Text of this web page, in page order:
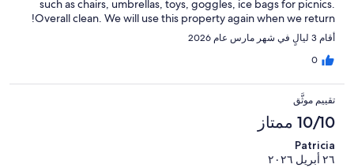
such as chairs, umbrellas, toys, goggles, ice bags for picnics.
Overall clean. We will use this property again when we return!
أقام 3 ليالٍ في شهر مارس عام 2026
0
تقييم موثَّق
10/10 ممتاز
Patricia
٢٦ أبريل ٢٠٢٦